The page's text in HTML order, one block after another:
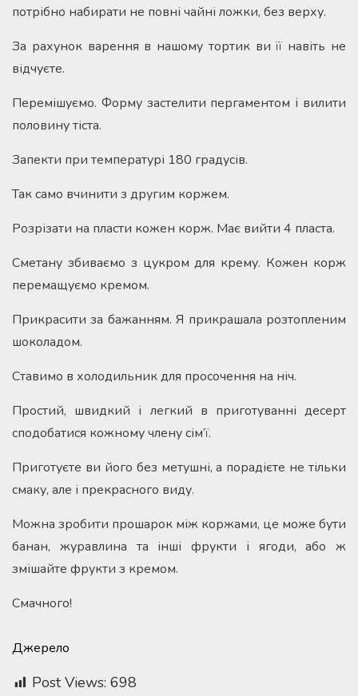
потрібно набирати не повні чайні ложки, без верху.
За рахунок варення в нашому тортик ви її навіть не
відчуєте.
Перемішуємо. Форму застелити пергаментом і вилити
половину тіста.
Запекти при температурі 180 градусів.
Так само вчинити з другим коржем.
Розрізати на пласти кожен корж. Має вийти 4 пласта.
Сметану збиваємо з цукром для крему. Кожен корж
перемащуємо кремом.
Прикрасити за бажанням. Я прикрашала розтопленим
шоколадом.
Ставимо в холодильник для просочення на ніч.
Простий, швидкий і легкий в приготуванні десерт
сподобатися кожному члену сім’ї.
Приготуєте ви його без метушні, а порадієте не тільки
смаку, але і прекрасного виду.
Можна зробити прошарок між коржами, це може бути
банан, журавлина та інші фрукти і ягоди, або ж
змішайте фрукти з кремом.
Смачного!
Джерело
Post Views: 698